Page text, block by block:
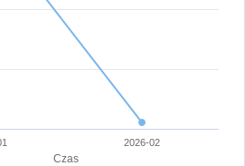
Czas
2026-02